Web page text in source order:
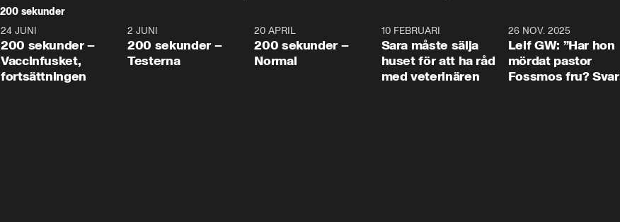
200 sekunder
5:00
24 JUNI
200 sekunder –
Vaccinfusket,
fortsättningen
4:23
2 JUNI
200 sekunder –
Testerna
20 APRIL
200 sekunder –
Normal
10 FEBRUARI
Sara måste sälja
huset för att ha råd
med veterinären
26 NOV. 2025
Leif GW: ”Har hon
mördat pastor
Fossmos fru? Svar